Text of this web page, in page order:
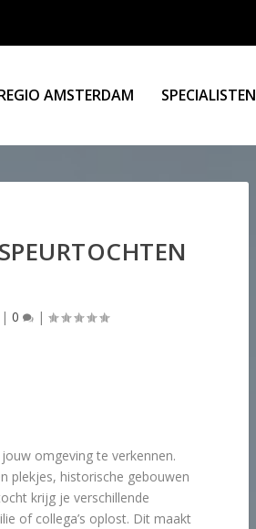
AMSTERDAM SPECIALISTEN
| 0 |
omgeving te verkennen.
plekjes, historische gebouwen
krijg je verschillende
of collega’s oplost. Dit maakt